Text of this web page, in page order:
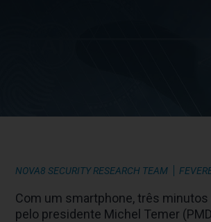
NOVA8 SECURITY RESEARCH TEAM
Com um smartphone, três
pelo presidente Michel Temer